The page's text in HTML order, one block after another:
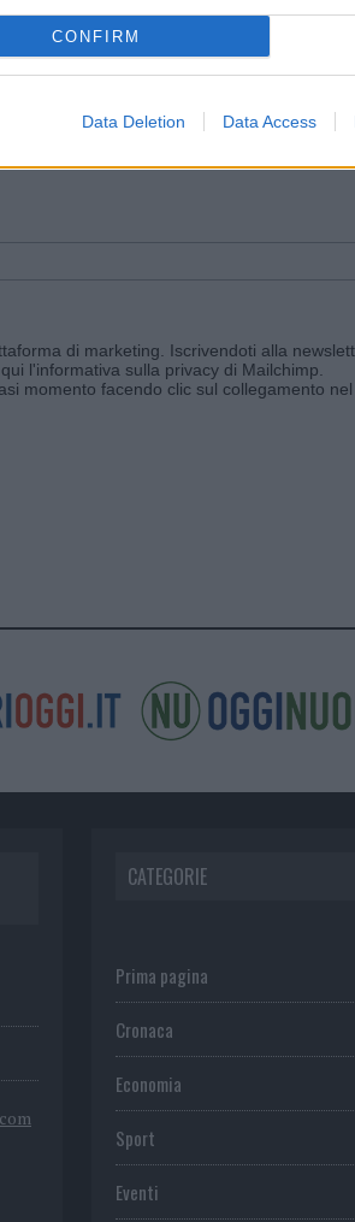
CONFIRM
Data Deletion Data Access
e ricevi le nostre email periodiche
di marketing. Iscrivendoti alla
l'informativa sulla privacy di Mailchimp
momento facendo clic sul collegamento
CATEGORIE
Prima pagina
Cronaca
Economia
Sport
Eventi